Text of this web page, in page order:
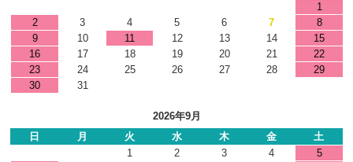
1
2
3 4 5 6 7
8
9
10 11 12 13 14
15
16
17 18 19 20 21
22
23
24 25 26 27 28
29
30
31
2026年9月
日
月 火 水 木 金
土
1
2 3 4
5